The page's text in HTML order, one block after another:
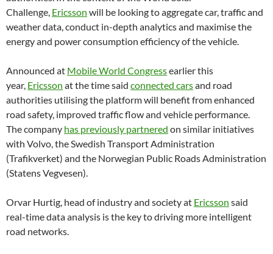
Challenge, Ericsson will be looking to aggregate car, traffic and
weather data, conduct in-depth analytics and maximise the
energy and power consumption efficiency of the vehicle.
Announced at Mobile World Congressearlier this
year, Ericsson at the time said connected carsand road
authorities utilising the platform will benefit from enhanced
road safety, improved traffic flow and vehicle performance.
The company has previously partnered on similar initiatives
with Volvo, the Swedish Transport Administration
(Trafikverket) and the Norwegian Public Roads Administration
(Statens Vegvesen).
Orvar Hurtig, head of industry and society at Ericsson said
real-time data analysis is the key to driving more intelligent
road networks.